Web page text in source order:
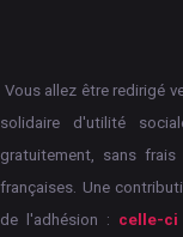
Vous allez être redirigé
solidaire d'utilité
gratuitement, sans
françaises. Une
de l'adhésion : celle-